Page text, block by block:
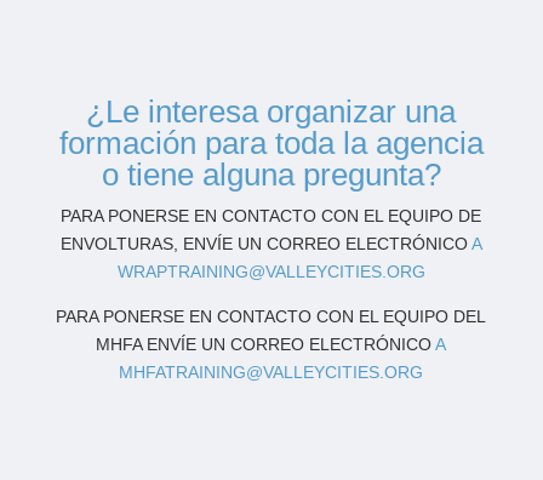
¿Le interesa organizar una
formación para toda la agencia
o tiene alguna pregunta?
PARA PONERSE EN CONTACTO CON EL EQUIPO DE
ENVOLTURAS, ENVÍE UN CORREO ELECTRÓNICOA
WRAPTRAINING@VALLEYCITIES.ORG
PARA PONERSE EN CONTACTO CON EL EQUIPO DEL
MHFA ENVÍE UN CORREO ELECTRÓNICOA
MHFATRAINING@VALLEYCITIES.ORG